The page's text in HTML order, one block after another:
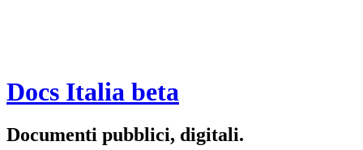
Docs Italia beta
Documenti pubblici, digitali.